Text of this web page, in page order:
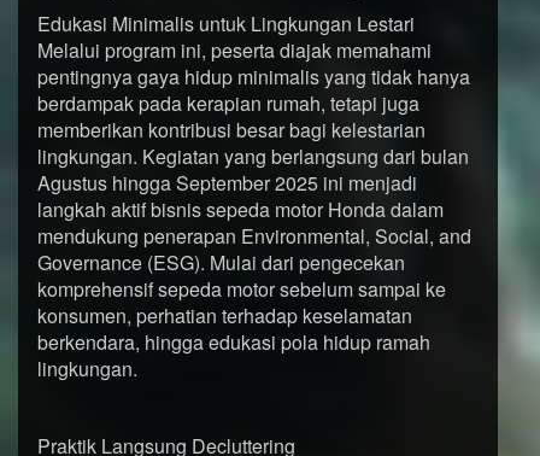
Edukasi Minimalis untuk Lingkungan Lestari
Melalui program ini, peserta diajak memahami
pentingnya gaya hidup minimalis yang tidak hanya
berdampak pada kerapian rumah, tetapi juga
memberikan kontribusi besar bagi kelestarian
lingkungan. Kegiatan yang berlangsung dari bulan
Agustus hingga September 2025 ini menjadi
langkah aktif bisnis sepeda motor Honda dalam
mendukung penerapan Environmental, Social, and
Governance (ESG). Mulai dari pengecekan
komprehensif sepeda motor sebelum sampai ke
konsumen, perhatian terhadap keselamatan
berkendara, hingga edukasi pola hidup ramah
lingkungan.
Praktik Langsung Decluttering